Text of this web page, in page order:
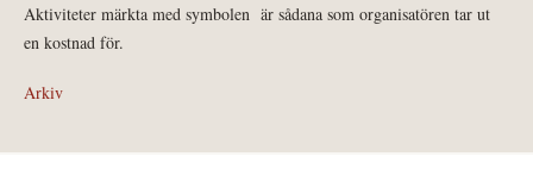
Aktiviteter märkta med symbolen är sådana som organisatören tar ut
en kostnad för.
Arkiv